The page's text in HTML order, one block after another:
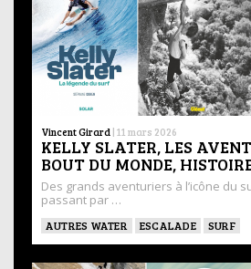
Vincent Girard | 11 mars 2026
KELLY SLATER, LES
BOUT DU MONDE,
Des grands aventuriers à l’icône du
passant par …
AUTRES WATER ESCALADE SURF